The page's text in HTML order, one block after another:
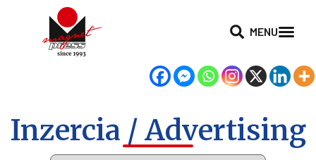
MENU
Inzercia / Advertising